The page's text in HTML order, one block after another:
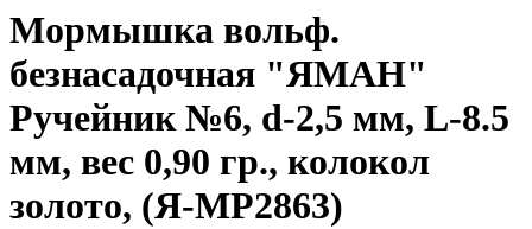
Мормышка вольф.
безнасадочная "ЯМАН"
Ручейник №6, d-2,5 мм, L-8.5
мм, вес 0,90 гр., колокол
золото, (Я-МР2863)